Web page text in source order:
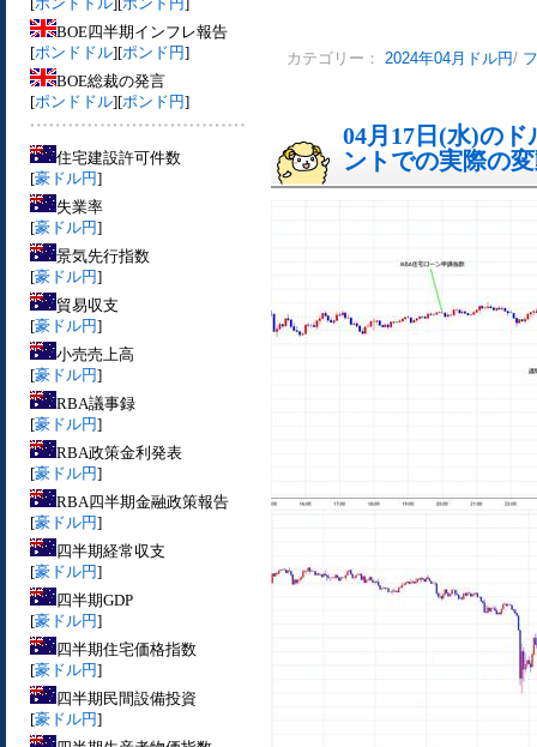
BOE四半期インフレ報告
[ポンドドル][ポンド円]
BOE総裁の発言
[ポンドドル][ポンド円]
住宅建設許可件数
[豪ドル円]
失業率
[豪ドル円]
景気先行指数
[豪ドル円]
貿易収支
[豪ドル円]
小売売上高
[豪ドル円]
RBA議事録
[豪ドル円]
RBA政策金利発表
[豪ドル円]
RBA四半期金融政策報告
[豪ドル円]
四半期経常収支
[豪ドル円]
四半期GDP
[豪ドル円]
四半期住宅価格指数
[豪ドル円]
四半期民間設備投資
[豪ドル円]
カテゴリー： 2024年04月ドル円/
04月17日(水)の
ントでの実際の